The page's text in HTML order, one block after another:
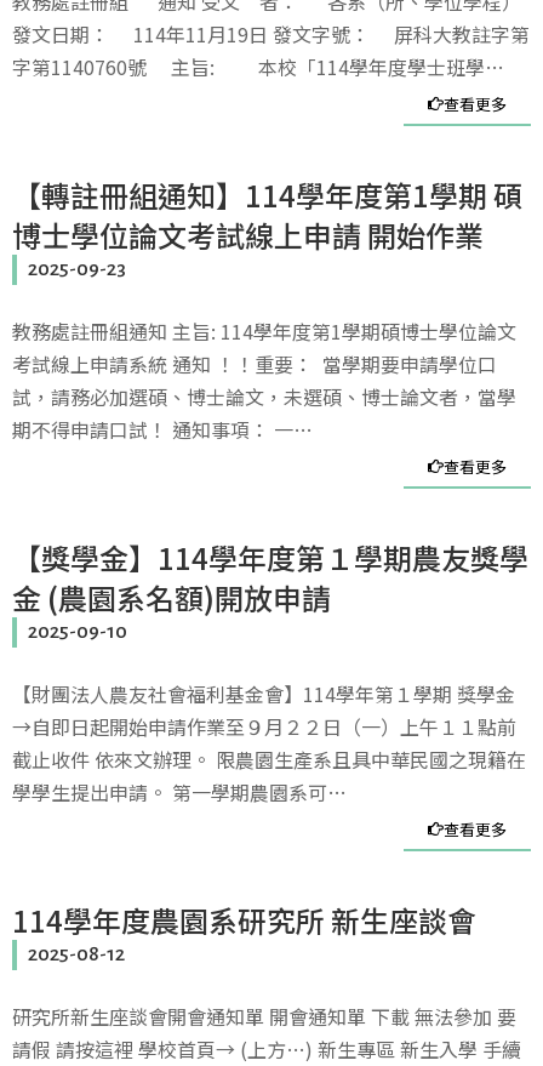
發文日期： 114年11月19日 發文字號： 屏科大教註字第
字第1140760號 主旨: 本校「114學年度學士班學…
查看更多
【轉註冊組通知】114學年度第1學期 碩
博士學位論文考試線上申請 開始作業
2025-09-23
教務處註冊組通知 主旨: 114學年度第1學期碩博士學位論文
考試線上申請系統 通知 ！！重要： 當學期要申請學位口
試，請務必加選碩、博士論文，未選碩、博士論文者，當學
期不得申請口試！ 通知事項： 一…
查看更多
【獎學金】114學年度第１學期農友獎學
金 (農園系名額)開放申請
2025-09-10
【財團法人農友社會福利基金會】114學年第１學期 獎學金
→自即日起開始申請作業至９月２２日（一）上午１１點前
截止收件 依來文辦理。 限農園生產系且具中華民國之現籍在
學學生提出申請。 第一學期農園系可…
查看更多
114學年度農園系研究所 新生座談會
2025-08-12
研究所新生座談會開會通知單 開會通知單 下載 無法參加 要
請假 請按這裡 學校首頁→ (上方…) 新生專區 新生入學 手續